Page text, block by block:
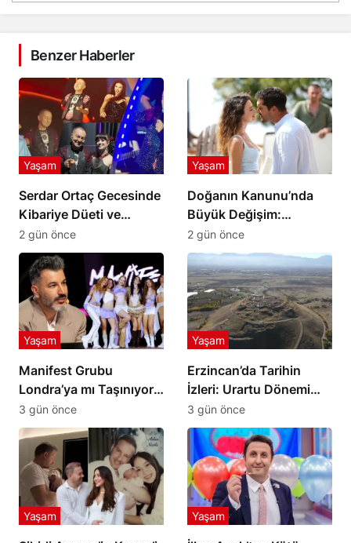
Benzer Haberler
Serdar Ortaç Gecesinde
Kibariye Düeti ve
Sürpriz Şarkı Rüzgarı
Yaşam
2 gün önce
Doğanın Kanunu’nda
Büyük Değişim:
Keçilik’te Kaderler
Değişiyor
Yaşam
2 gün önce
Manifest Grubu
Londra’ya mı Taşınıyor?
Tolga Akış’tan Açıklama
Yaşam
3 gün önce
Erzincan’da Tarihin
İzleri: Urartu Dönemi
Merkezi Altıntepe
Yaşam
3 gün önce
Yaşam Yaşam